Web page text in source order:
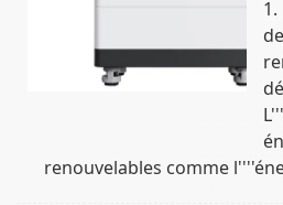
renouvelables comme